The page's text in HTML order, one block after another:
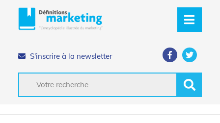
S'inscrire à la newsletter